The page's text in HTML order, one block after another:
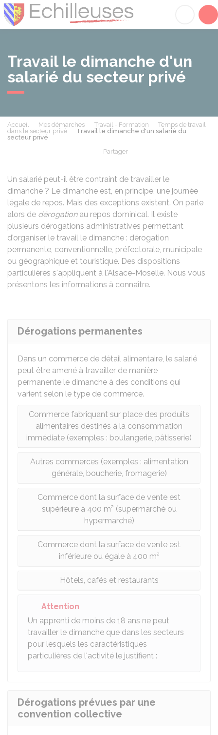
Travail le dimanche d'un
salarié du secteur privé
Accueil Mes démarches Travail - Formation
Temps de travail
dans le secteur privé
Travail le dimanche d'un salarié du
secteur privé
Partager
Un salarié peut-il être contraint de travailler le
dimanche ? Le dimanche est, en principe, une journée
légale de repos. Mais des exceptions existent. On parle
alors de dérogationau repos dominical. Il existe
plusieurs dérogations administratives permettant
d'organiser le travail le dimanche : dérogation
permanente, conventionnelle, préfectorale, municipale
ou géographique et touristique. Des dispositions
particulières s'appliquent à l'Alsace-Moselle. Nous vous
présentons les informations à connaître.
Dérogations permanentes
Dans un commerce de détail alimentaire, le salarié
peut être amené à travailler de manière
permanente le dimanche à des conditions qui
varient selon le type de commerce.
Commerce fabriquant sur place des produits
alimentaires destinés à la consommation
immédiate (exemples : boulangerie, pâtisserie)
Autres commerces (exemples : alimentation
générale, boucherie, fromagerie)
Commerce dont la surface de vente est
supérieure à 400 m² (supermarché ou
hypermarché)
Commerce dont la surface de vente est
inférieure ou égale à 400 m²
Hôtels, cafés et restaurants
Attention
Un apprenti de moins de 18 ans ne peut
travailler le dimanche que dans les secteurs
pour lesquels les caractéristiques
particulières de l'activité le justifient :
Dérogations prévues par une
convention collective